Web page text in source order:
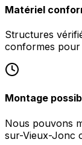
Matériel
Structures
conformes pour
Montage
Nous pouvons
sur-Vieux-Jonc